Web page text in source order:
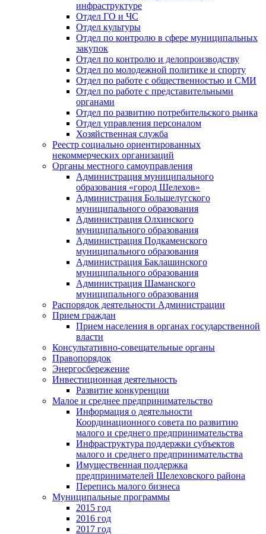
инфраструктуре
Отдел ГО и ЧС
Отдел культуры
Отдел по контролю в сфере муниципальных
закупок
Отдел по контролю и делопроизводству
Отдел по молодежной политике и спорту
Отдел по работе с общественностью и СМИ
Отдел по работе с представительными
органами
Отдел по развитию потребительского рынка
Отдел управления персоналом
Хозяйственная служба
Реестр социально ориентированных
некоммерческих организаций
Органы местного самоуправления
Администрация муниципального
образования «город Шелехов»
Администрация Большелугского
муниципального образования
Администрация Олхинского
муниципального образования
Администрация Подкаменского
муниципального образования
Администрация Баклашинского
муниципального образования
Администрация Шаманского
муниципального образования
Распорядок деятельности Администрации
Прием граждан
Прием населения в органах государственной
власти
Консультативно-совещательные органы
Правопорядок
Энергосбережение
Инвестиционная деятельность
Развитие конкуренции
Малое и среднее предпринимательство
Информация о деятельности
Координационного совета по развитию
малого и среднего предпринимательства
Инфраструктура поддержки субъектов
малого и среднего предпринимательства
Имущественная поддержка
предпринимателей Шелеховского района
Перепись малого бизнеса
Муниципальные программы
2015 год
2016 год
2017 год